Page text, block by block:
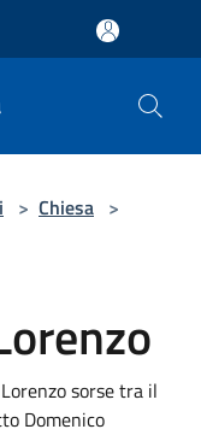
> Chiesa >
sorse tra il
Domenico